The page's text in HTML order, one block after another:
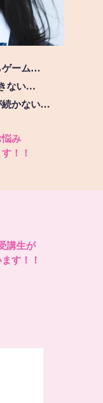
ゲーム…
ない…
続かない…
み
！！
講生が
す！！